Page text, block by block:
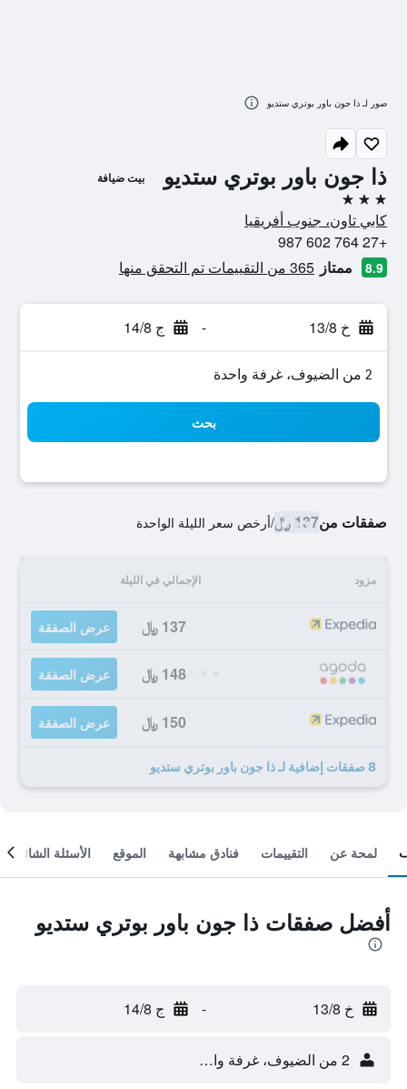
ذا جون باور بوتري ستديو بيت ضيافة
3 نجوم
كابي تاون، جنوب أفريقيا
+27 764 602 987
8.9 ممتاز 365 من التقييمات تم التحقق منها
خ 13/8 - ج 14/8
2 من الضيوف، غرفة واحدة
بحث
صفقات من137 ﷼ /أرخص سعر الليلة الواحدة
مزود الإجمالي في الليلة
137 ﷼ عرض الصفقة
148 ﷼ عرض الصفقة
150 ﷼ عرض الصفقة
8 صفقات إضافية لـ ذا جون باور بوتري ستديو
صور لـ ذا جون باور بوتري ستديو
لمحة عن التقييمات فنادق مشابهة الموقع الأسئلة الشائعة
أفضل صفقات ذا جون باور بوتري ستديو
خ 13/8 - ج 14/8
2 من الضيوف، غرفة واحدة